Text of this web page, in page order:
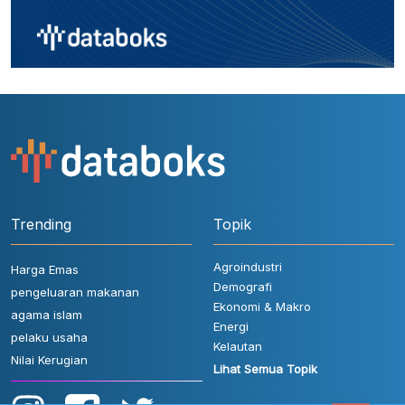
Trending
Harga Emas
pengeluaran makanan
agama islam
pelaku usaha
Nilai Kerugian
Topik
Agroindustri
Demografi
Ekonomi & Makro
Energi
Kelautan
Lihat Semua Topik